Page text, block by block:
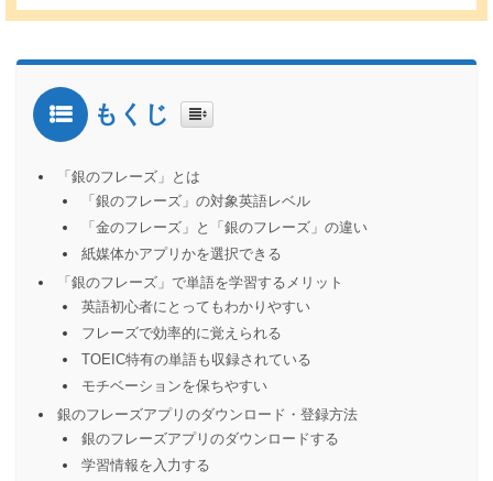
もくじ
「銀のフレーズ」とは
「銀のフレーズ」の対象英語レベル
「金のフレーズ」と「銀のフレーズ」の違い
紙媒体かアプリかを選択できる
「銀のフレーズ」で単語を学習するメリット
英語初心者にとってもわかりやすい
フレーズで効率的に覚えられる
TOEIC特有の単語も収録されている
モチベーションを保ちやすい
銀のフレーズアプリのダウンロード・登録方法
銀のフレーズアプリのダウンロードする
学習情報を入力する